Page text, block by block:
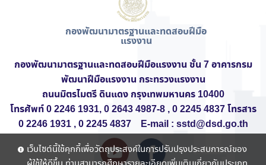
กองพัฒนามาตรฐานและทดสอบฝีมือ
แรงงาน
กองพัฒนามาตรฐานและทดสอบฝีมือแรงงาน ชั้น 7อาคารกรม
พัฒนาฝีมือแรงงาน กระทรวงแรงงาน
ถนนมิตรไมตรี ดินแดง กรุงเทพมหานคร 10400
โทรศัพท์ 0 2246 1931, 0 2643 4987-8 , 0 2245 4837 โทรสาร
0 2246 1931 , 0 2245 4837 E-mail : sstd@dsd.go.th
เว็บไซต์นี้ใช้คุกกี้เพื่อวัตถุประสงค์ในการปรับปรุงประสบการณ์ของ